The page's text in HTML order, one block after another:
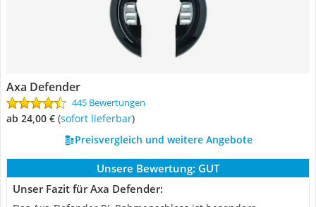
Axa Defender
445 Bewertungen
ab 24,00 € ( Sofort lieferbar)
Preisvergleich und weitere Angebote
Unsere Bewertung: GUT
Unser Fazit für Axa Defender: